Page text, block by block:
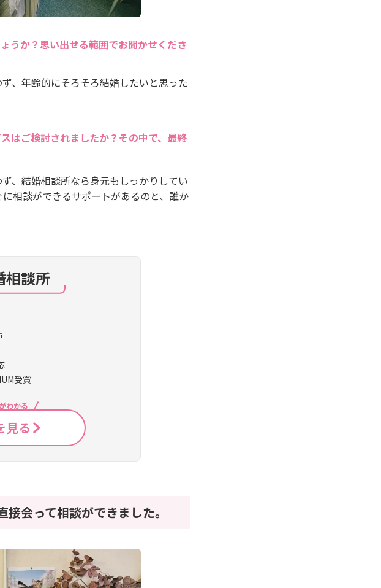
うか？思い出せる範囲でお聞かせくださ
、年齢的にそろそろ結婚したいと思った
はご検討されましたか？その中で、最終
、結婚相談所なら身元もしっかりしてい
相談ができるサポートがあるのと、誰か
相談所
受賞
わかる
見る
会って相談ができました。